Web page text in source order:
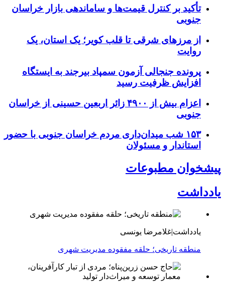
تأکید بر کنترل قیمت‌ها و ساماندهی بازار خراسان
جنوبی
از مرزهای شرقی تا قلب کویر؛ یک استان، یک
روایت
پرونده جنجالی آزمون سمپاد بیرجند به ایستگاه
افزایش ظرفیت رسید
اعزام بیش از ۴۹۰۰ زائر اربعین حسینی از خراسان
جنوبی
۱۵۳ شب میدان‌داری مردم خراسان جنوبی با حضور
استاندار و مسئولان
پیشخوان مطبوعات
یادداشت
یادداشت|غلامرضا یونسی
منطقه تاریخی؛ حلقه مفقوده مدیریت شهری